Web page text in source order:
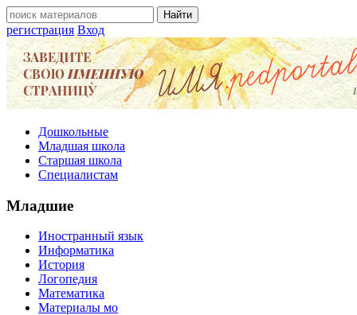
регистрация Вход
Дошкольные
Младшая школа
Старшая школа
Специалистам
Младшие
Иностранный язык
Информатика
История
Логопедия
Математика
Материалы мо